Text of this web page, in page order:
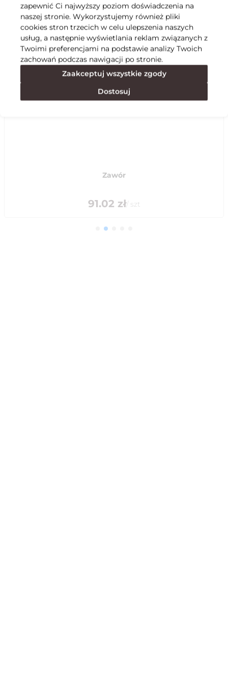
Specyfikacja
Polecane
Zawór
91.02 zł/ szt
zapewnić Ci najwyższy poziom doświadczenia na
naszej stronie. Wykorzystujemy również pliki
cookies stron trzecich w celu ulepszenia naszych
usług, a następnie wyświetlania reklam związanych z
Twoimi preferencjami na podstawie analizy Twoich
zachowań podczas nawigacji po stronie.
Zaakceptuj wszystkie zgody
Dostosuj